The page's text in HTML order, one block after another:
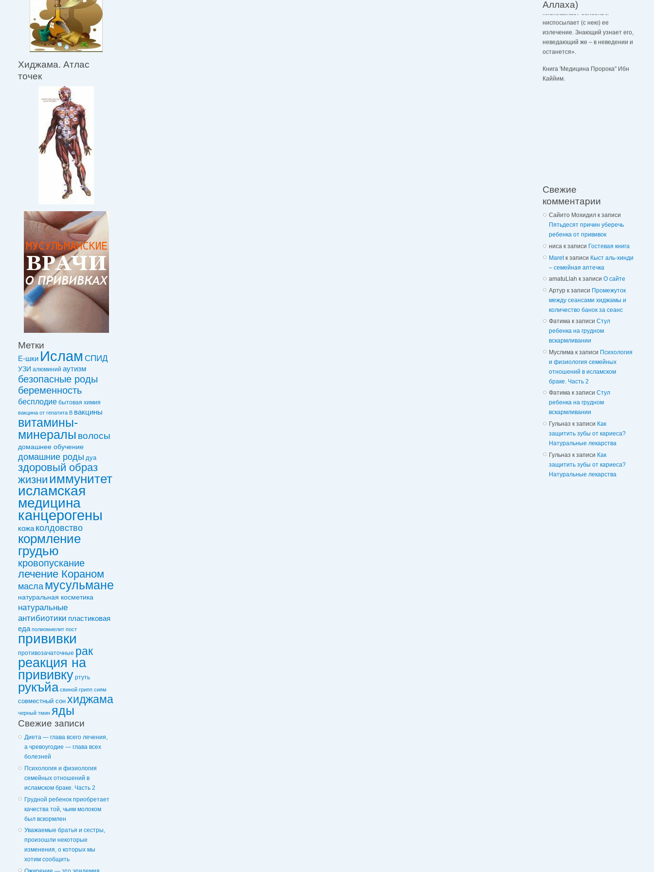
Хиджама. Атлас
точек
Метки
Е-шки Ислам СПИД
УЗИ алюминий аутизм
безопасные роды
беременность
бесплодие бытовая химия
вакцинa от гепатита В вакцины
витамины-
минералы волосы
домашнее обучение
домашние роды дуа
здоровый образ
жизни иммунитет
исламская
медицина
канцерогены
кожа колдовствo
кормление
грудью
кровопускание
лечение Кораном
масла мусульмане
натуральная косметика
натуральные
антибиотики пластиковая
еда полиомиелит пост
прививки
противозачаточные рак
реакция на
прививку ртуть
рукъйа свиной грипп сиям
совместный сон хиджама
черный тмин яды
Свежие записи
Диета — глава всего лечения,
а чревоугодие — глава всех
болезней
Психология и физиология
семейных отношений в
исламском браке. Часть 2
Грудной ребенок приобретает
качества той, чьим молоком
был вскормлен
Уважаемые братья и сестры,
произошли некоторые
изменения, о которых мы
хотим сообщить
Аллаха)
ниспосылает болезнь и
излечение. Знающий узнает его,
неведающий же – в неведении и
останется».
Каййим.
Свежие
комментарии
Сайито Мохидил к записи
Пятьдесят причин уберечь
ребенка от прививок
ниса к записи Гостевая книга
Maretк записи Кыст аль-хинди
– семейная аптечка
amatuLlah к записи О сайте
Артур к записи Промежуток
между сеансами хиджамы и
количество банок за сеанс
Фатима к записи Стул
ребенка на грудном
вскармливании
Муслима к записи Психология
и физиология семейных
отношений в исламском
браке. Часть 2
Фатима к записи Стул
ребенка на грудном
вскармливании
Гульназ к записи Как
защитить зубы от кариеса?
Натуральные лекарства
Гульназ к записи Как
защитить зубы от кариеса?
Натуральные лекарства